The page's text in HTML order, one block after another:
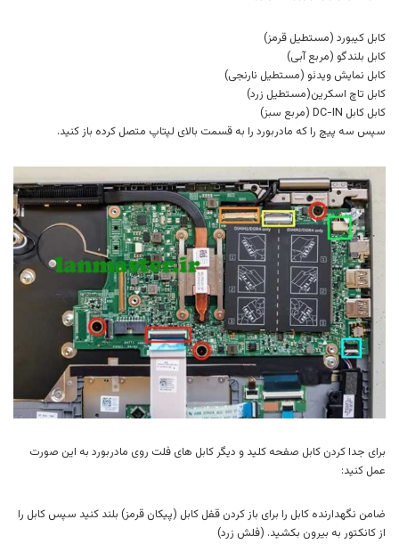
کابل کیبورد (مستطیل قرمز)
کابل بلندگو (مربع آبی)
کابل نمایش ویدئو (مستطیل نارنجی)
کابل تاچ اسکرین(مستطیل زرد)
کابل کابل DC-IN (مربع سبز)
سپس سه پیچ را که مادربورد را به قسمت بالای لپتاپ متصل کرده باز کنید.
برای جدا کردن کابل صفحه کلید و دیگر کابل های فلت روی مادربورد به این صورت
عمل کنید:
ضامن نگهدارنده کابل را برای باز کردن قفل کابل (پیکان قرمز) بلند کنید سپس کابل را
از کانکتور به بیرون بکشید. (فلش زرد)